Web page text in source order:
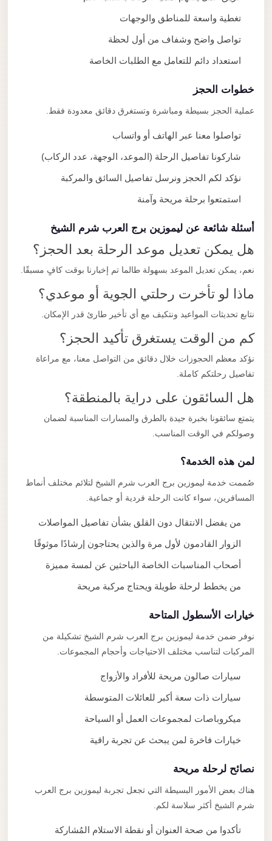
تغطية واسعة للمناطق والوجهات
تواصل واضح وشفاف من أول لحظة
استعداد دائم للتعامل مع الطلبات الخاصة
خطوات الحجز
عملية الحجز بسيطة ومباشرة وتستغرق دقائق معدودة فقط.
تواصلوا معنا عبر الهاتف أو واتساب
شاركونا تفاصيل الرحلة (الموعد، الوجهة، عدد الركاب)
نؤكد لكم الحجز ونرسل تفاصيل السائق والمركبة
استمتعوا برحلة مريحة وآمنة
أسئلة شائعة عن ليموزين برج العرب شرم الشيخ
هل يمكن تعديل موعد الرحلة بعد الحجز؟
نعم، يمكن تعديل الموعد بسهولة طالما تم إخبارنا بوقت كافٍ مسبقًا.
ماذا لو تأخرت رحلتي الجوية أو موعدي؟
نتابع تحديثات المواعيد ونتكيف مع أي تأخير طارئ قدر الإمكان.
كم من الوقت يستغرق تأكيد الحجز؟
نؤكد معظم الحجوزات خلال دقائق من التواصل معنا، مع مراعاة
تفاصيل رحلتكم كاملة.
هل السائقون على دراية بالمنطقة؟
يتمتع سائقونا بخبرة جيدة بالطرق والمسارات المناسبة لضمان
وصولكم في الوقت المناسب.
لمن هذه الخدمة؟
صُممت خدمة ليموزين برج العرب شرم الشيخ لتلائم مختلف أنماط
المسافرين، سواء كانت الرحلة فردية أو جماعية.
من يفضل الانتقال دون القلق بشأن تفاصيل المواصلات
الزوار القادمون لأول مرة والذين يحتاجون إرشادًا موثوقًا
أصحاب المناسبات الخاصة الباحثين عن لمسة مميزة
من يخطط لرحلة طويلة ويحتاج مركبة مريحة
خيارات الأسطول المتاحة
نوفر ضمن خدمة ليموزين برج العرب شرم الشيخ تشكيلة من
المركبات لتناسب مختلف الاحتياجات وأحجام المجموعات.
سيارات صالون مريحة للأفراد والأزواج
سيارات ذات سعة أكبر للعائلات المتوسطة
ميكروباصات لمجموعات العمل أو السياحة
خيارات فاخرة لمن يبحث عن تجربة راقية
نصائح لرحلة مريحة
هناك بعض الأمور البسيطة التي تجعل تجربة ليموزين برج العرب
شرم الشيخ أكثر سلاسة لكم.
تأكدوا من صحة العنوان أو نقطة الاستلام المُشاركة